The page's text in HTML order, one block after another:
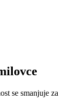
se smanjuje za